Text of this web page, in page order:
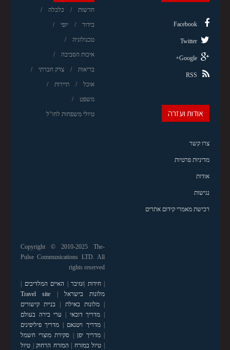
חדשות כלכלה
בידור יופי
טכנולוגיה
איכות הסביבה
בריאות צדק חברתי
אוכל תיירות
משפט
טיולי משפחות לחו"ל
Facebook
Twitter
Google+
RSS
אודות ועזרה
צרו קשר
מדיניות פרטיות
אודות
נגישות
רכישת מאמרי קידום אתרים
Copyright © 2010-2025 The-
Pulse Communications LTD. All
rights reserved
|חידות זנזיבר האיים המלדיבים
מלונות בישראל
Travel site
|מלונות באילת
בניית קישורים
מדריך דובאי
ערי בירה בעולם
|מדריך ויטנאם
מדריך פיליפינים
|מדריך יפן
סקירת מוצרי חשמל
טיול במזרח המזרח הרחוק| טיול